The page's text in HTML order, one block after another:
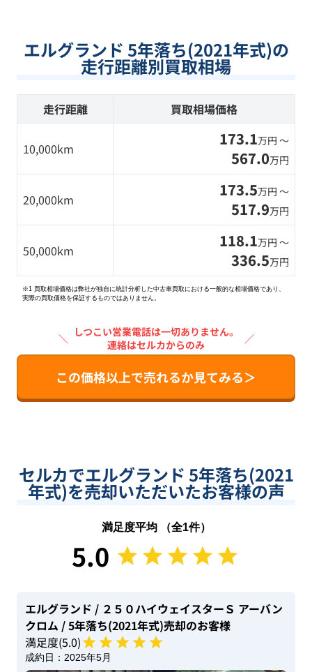
エルグランド 5年落ち(2021年式)の
走行距離別買取相場
走行距離 買取相場価格
10,000km 173.1万円 〜
567.0万円
20,000km 173.5万円 〜
517.9万円
50,000km 118.1万円 〜
336.5万円
※1 買取相場価格は弊社が独自に統計分析した中古車買取における一般的な相場価格であり、
実際の買取価格を保証するものではありません。
＼ しつこい営業電話は一切ありません。
連絡はセルカからのみ
／
この価格以上で売れるか見てみる＞
セルカでエルグランド 5年落ち(2021
年式)を売却いただいたお客様の声
満足度平均 （全1件）
5.0
エルグランド / ２５０ハイウェイスターＳ アーバン
クロム / 5年落ち(2021年式)売却のお客様
満足度(5.0)
成約日： 2025年5月